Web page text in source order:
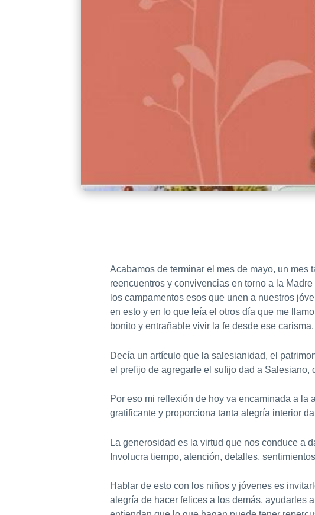
Acabamos de terminar el mes de mayo, un mes
reencuentros y convivencias en torno a la
los campamentos esos que unen a nuestros
en esto y en lo que leía el otros día que me
bonito y entrañable vivir la fe desde ese carisma.
Decía un artículo que la salesianidad, el
el prefijo de agregarle el sufijo dad a
Por eso mi reflexión de hoy va encaminada a la
gratificante y proporciona tanta alegría interior
La generosidad es la virtud que nos conduce a
Involucra tiempo, atención, detalles,
Hablar de esto con los niños y jóvenes es
alegría de hacer felices a los demás, ayudarles